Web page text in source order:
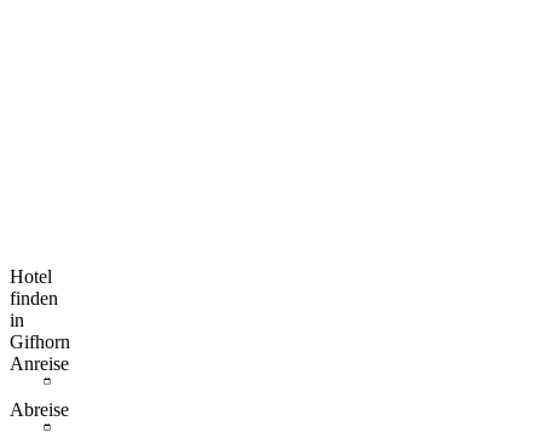
Hotel
finden
in
Gifhorn
Anreise
Abreise